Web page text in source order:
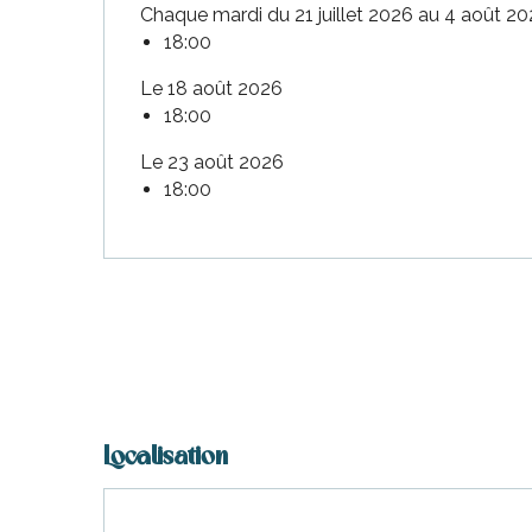
Chaque mardi du 21 juillet 2026 au 4 août
18:00
Le 18 août 2026
18:00
Le 23 août 2026
18:00
Localisation